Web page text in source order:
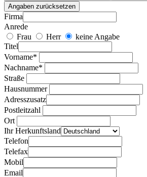
Angaben zurücksetzen
Firma
Anrede
Frau
Herr
keine Angabe
Titel
Vorname*
Nachname*
Straße
Hausnummer
Adresszusatz
Postleitzahl
Ort
Ihr Herkunftsland
Telefon
Telefax
Mobil
Email